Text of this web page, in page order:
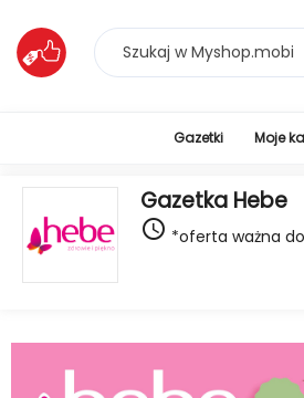
Gazetki Moje
Gazetka Hebe
access_time *oferta ważna
1 / 22